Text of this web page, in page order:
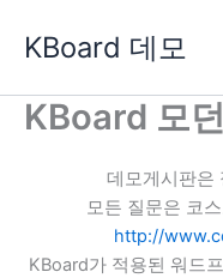
로
KBoard 데모
KBoard 모
데모게시판은
모든 질문은 코
http://
KBoard가 적용된 워드